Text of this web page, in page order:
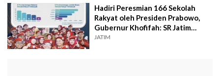
Hadiri Peresmian 166 Sekolah
Rakyat oleh Presiden Prabowo,
Gubernur Khofifah: SR Jatim
Terbanyak
JATIM